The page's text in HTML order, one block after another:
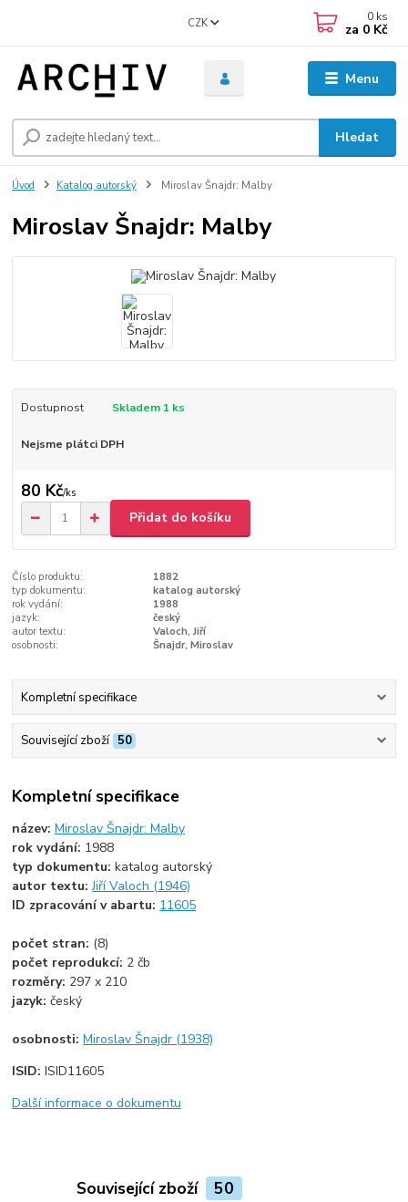
Menu
CZK
Hledat
0 ks
za 0 Kč
Úvod Katalog autorský Miroslav Šnajdr: Malby
Miroslav Šnajdr: Malby
Dostupnost Skladem 1 ks
Nejsme plátci DPH
80 Kč/ks
Přidat do košíku
Číslo produktu:
1882
typ dokumentu:
katalog autorský
rok vydání:
1988
jazyk:
český
autor textu:
Valoch, Jiří
osobnosti:
Šnajdr, Miroslav
Kompletní specifikace
Související zboží 50
Kompletní specifikace
název:Miroslav Šnajdr: Malby
rok vydání: 1988
typ dokumentu:katalog autorský
autor textu:Jiří Valoch (1946)
ID zpracování v abartu: 11605
počet stran: (8)
počet reprodukcí: 2 čb
rozměry: 297 x 210
jazyk:český
osobnosti:Miroslav Šnajdr (1938)
ISID:ISID11605
Další informace o dokumentu
Související zboží 50